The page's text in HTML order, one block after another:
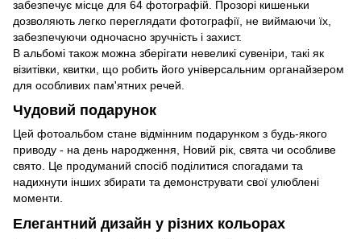
забезпечує місце для 64 фотографій. Прозорі кишеньки
дозволяють легко переглядати фотографії, не виймаючи їх,
забезпечуючи одночасно зручність і захист.
В альбомі також можна зберігати невеликі сувеніри, такі як
візитівки, квитки, що робить його універсальним органайзером
для особливих пам'ятних речей.
Чудовий подарунок
Цей фотоальбом стане відмінним подарунком з будь-якого
приводу - на день народження, Новий рік, свята чи особливе
свято. Це продуманий спосіб поділитися спогадами та
надихнути інших збирати та демонструвати свої улюблені
моменти.
Елегантний дизайн у різних кольорах